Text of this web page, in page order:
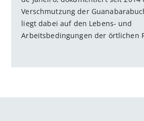
Verschmutzung der
liegt dabei auf den Lebens- und
Arbeitsbedingungen der örtlichen